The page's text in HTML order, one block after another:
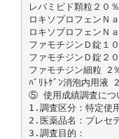
レバミピド顆粒２０
ロキソプロフェンＮ
ロキソプロフェンＮ
ファモチジンＤ錠１
ファモチジンＤ錠２
ファモチジン細粒 2
ﾊﾞﾘﾄｹﾞﾝ消泡内用液
⑤ 使用成績調査につ
1.調査区分：特定使
2.医薬品名：プレセ
3.調査目的：